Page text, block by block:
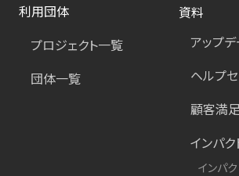
利用団体
プロジェクト一覧
団体一覧
資料
アップ
ヘルプ
顧客満
インパク
インパ